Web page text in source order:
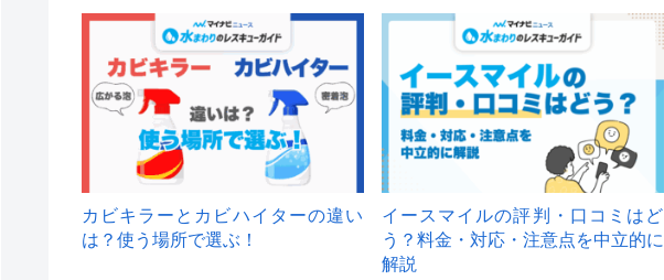
カビキラーとカビハイターの違い
は？使う場所で選ぶ！
イースマイルの評判・口コミはど
う？料金・対応・注意点を中立的に
解説